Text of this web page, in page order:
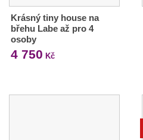
Krásný tiny house na
břehu Labe až pro 4
osoby
4 750 Kč